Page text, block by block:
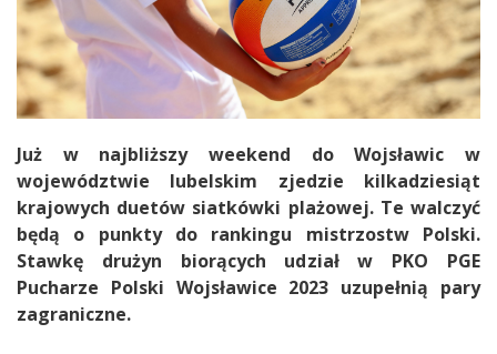
Już w najbliższy weekend do Wojsławic w
województwie lubelskim zjedzie kilkadziesiąt
krajowych duetów siatkówki plażowej. Te walczyć
będą o punkty do rankingu mistrzostw Polski.
Stawkę drużyn biorących udział w PKO PGE
Pucharze Polski Wojsławice 2023 uzupełnią pary
zagraniczne.